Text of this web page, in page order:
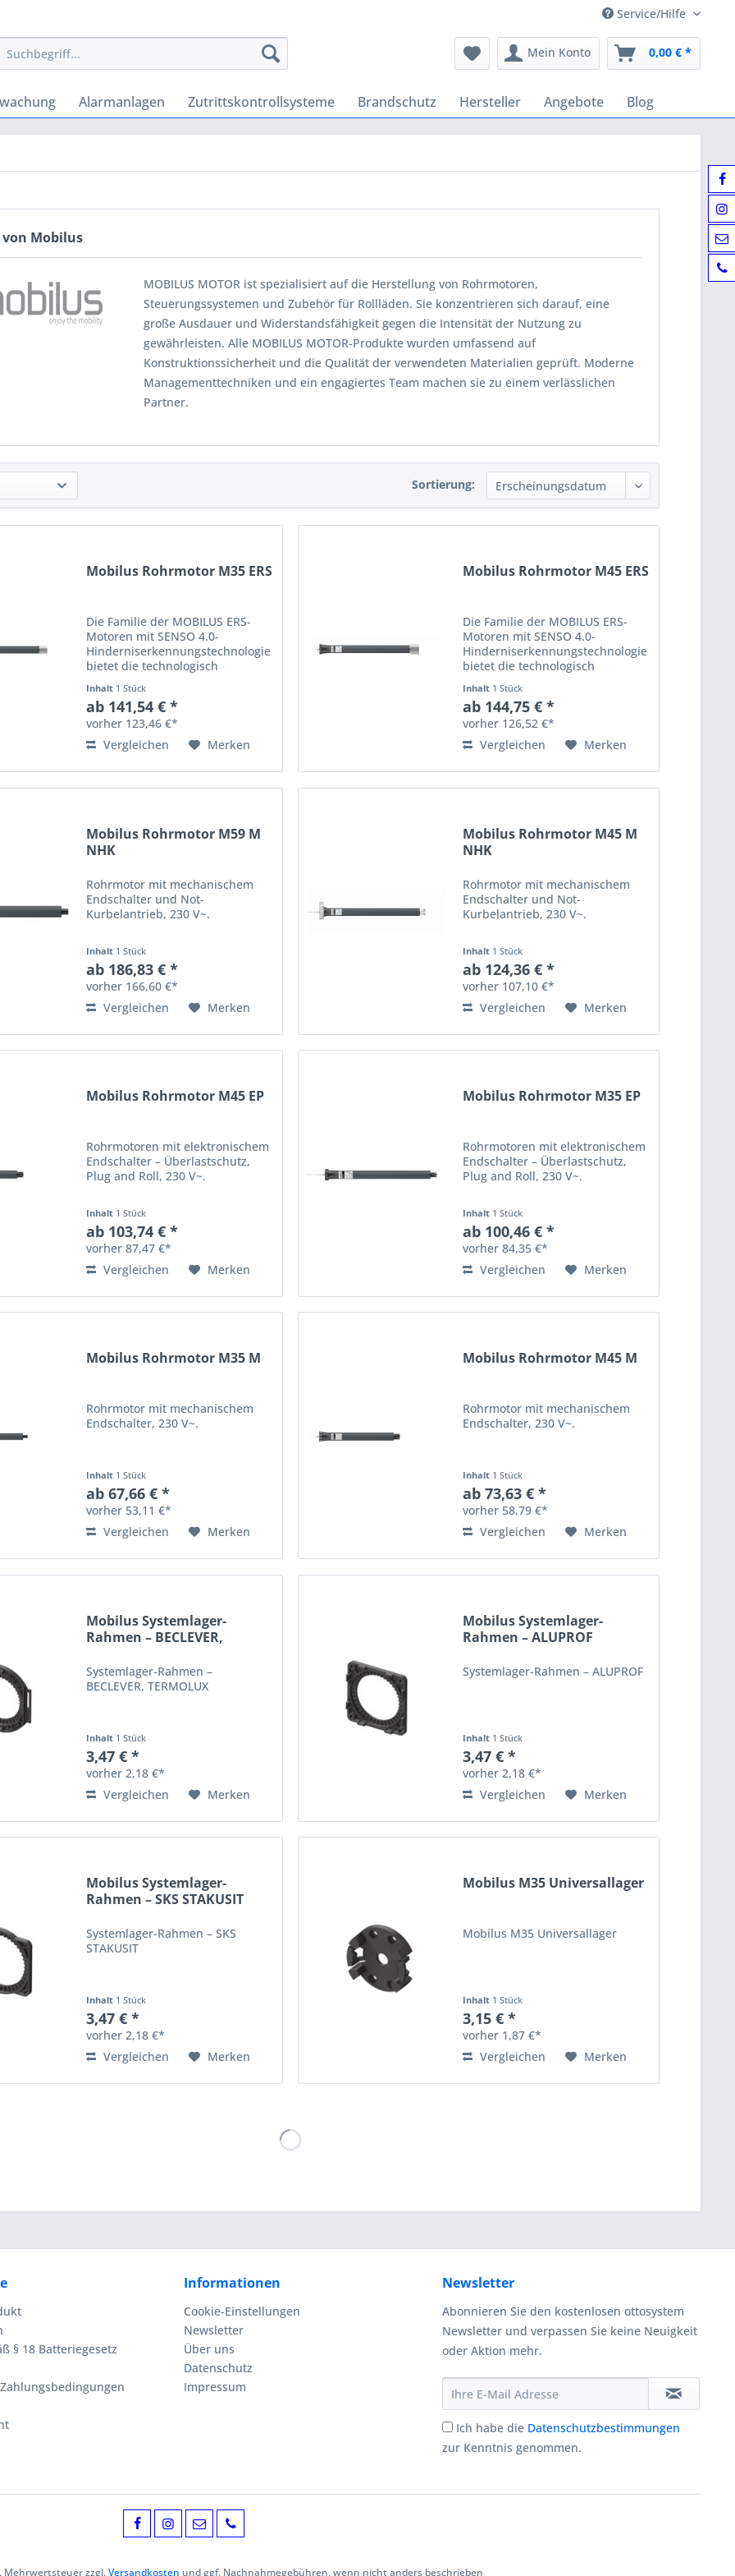
Service/Hilfe
Mein Konto 0,00 € *
Alarmanlagen Zutrittskontrollsysteme Brandschutz Hersteller Angebote Blog
Mobilus
MOBILUS MOTOR ist spezialisiert auf die Herstellung von Rohrmotoren,
Steuerungssystemen und Zubehör für Rollläden. Sie konzentrieren sich darauf, eine
große Ausdauer und Widerstandsfähigkeit gegen die Intensität der Nutzung zu
gewährleisten. Alle MOBILUS MOTOR-Produkte wurden umfassend auf
Konstruktionssicherheit und die Qualität der verwendeten Materialien geprüft. Moderne
Managementtechniken und ein engagiertes Team machen sie zu einem verlässlichen
Partner.
Sortierung:
Mobilus Rohrmotor M35 ERS
Die Familie der MOBILUS ERS-
Motoren mit SENSO 4.0-
Hinderniserkennungstechnologie
bietet die technologisch
anspruchsvolle Spezialisten und
Benutzer von Schutzsystemen.
Die Motoren der MOBILUS ERS-
Familie...
Inhalt 1 Stück
ab 141,54 € *
vorher 123,46 €*
Vergleichen
Merken
Mobilus Rohrmotor M45 ERS
Die Familie der MOBILUS ERS-
Motoren mit SENSO 4.0-
Hinderniserkennungstechnologie
bietet die technologisch
anspruchsvolle Spezialisten und
Benutzer von Schutzsystemen.
Die Motoren der MOBILUS ERS-
Familie...
Inhalt 1 Stück
ab 144,75 € *
vorher 126,52 €*
Vergleichen
Merken
Mobilus Rohrmotor M59 M
NHK
Rohrmotor mit mechanischem
Endschalter und Not-
Kurbelantrieb, 230 V~.
Inhalt 1 Stück
ab 186,83 € *
vorher 166,60 €*
Vergleichen
Merken
Mobilus Rohrmotor M45 M
NHK
Rohrmotor mit mechanischem
Endschalter und Not-
Kurbelantrieb, 230 V~.
Inhalt 1 Stück
ab 124,36 € *
vorher 107,10 €*
Vergleichen
Merken
Mobilus Rohrmotor M45 EP
Rohrmotoren mit elektronischem
Endschalter – Überlastschutz,
Plug and Roll, 230 V~.
Inhalt 1 Stück
ab 103,74 € *
vorher 87,47 €*
Vergleichen
Merken
Mobilus Rohrmotor M35 EP
Rohrmotoren mit elektronischem
Endschalter – Überlastschutz,
Plug and Roll, 230 V~.
Inhalt 1 Stück
ab 100,46 € *
vorher 84,35 €*
Vergleichen
Merken
Mobilus Rohrmotor M35 M
Rohrmotor mit mechanischem
Endschalter, 230 V~.
Inhalt 1 Stück
ab 67,66 € *
vorher 53,11 €*
Vergleichen
Merken
Mobilus Rohrmotor M45 M
Rohrmotor mit mechanischem
Endschalter, 230 V~.
Inhalt 1 Stück
ab 73,63 € *
vorher 58,79 €*
Vergleichen
Merken
Mobilus Systemlager-
Rahmen – BECLEVER,
Systemlager-Rahmen –
BECLEVER, TERMOLUX
Inhalt 1 Stück
3,47 € *
vorher 2,18 €*
Vergleichen
Merken
Mobilus Systemlager-
Rahmen – ALUPROF
Systemlager-Rahmen – ALUPROF
Inhalt 1 Stück
3,47 € *
vorher 2,18 €*
Vergleichen
Merken
Mobilus Systemlager-
Rahmen – SKS STAKUSIT
Systemlager-Rahmen – SKS
STAKUSIT
Inhalt 1 Stück
3,47 € *
vorher 2,18 €*
Vergleichen
Merken
Mobilus M35 Universallager
Mobilus M35 Universallager
Inhalt 1 Stück
3,15 € *
vorher 1,87 €*
Vergleichen
Merken
§ 18 Batteriegesetz
Informationen
Cookie-Einstellungen
Newsletter
Über uns
Datenschutz
Impressum
Newsletter
Abonnieren Sie den kostenlosen ottosystem
Newsletter und verpassen Sie keine Neuigkeit
oder Aktion mehr.
Ich habe die Datenschutzbestimmungen
zur Kenntnis genommen.
Mehrwertsteuer zzgl.Versandkosten und ggf. Nachnahmegebühren, wenn nicht anders beschrieben